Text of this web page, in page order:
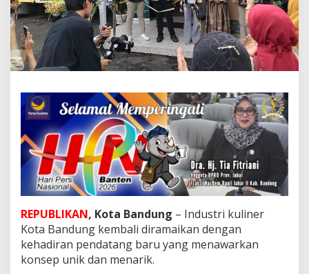
a
C
o
f
f
e
&
E
a
t
e
r
y
H
a
i
r
k
n
REPUBLIKAN, Kota Bandung – Industri kuliner
Kota Bandung kembali diramaikan dengan
kehadiran pendatang baru yang menawarkan
konsep unik dan menarik.